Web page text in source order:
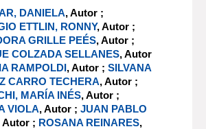
DANIELA, Autor ;
ETTLIN, RONNY, Autor ;
GRILLE PEÉS, Autor ;
COLZADA SELLANES, Autor
RAMPOLDI, Autor ;SILVANA
CARRO TECHERA, Autor ;
MARÍA INÉS, Autor ;
VIOLA, Autor ;JUAN PABLO
Autor ; ROSANA REINARES,